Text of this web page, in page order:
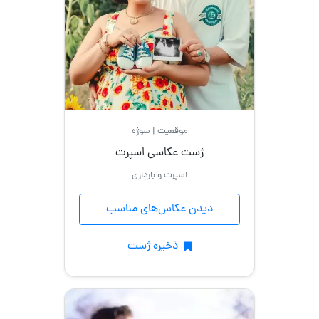
موقعیت | سوژه
ژست عکاسی اسپرت
اسپرت و بارداری
دیدن عکاس‌های مناسب
ذخیره ژست